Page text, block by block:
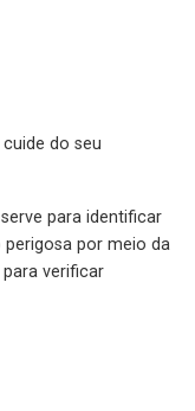
do seu
para identificar
por meio da
verificar